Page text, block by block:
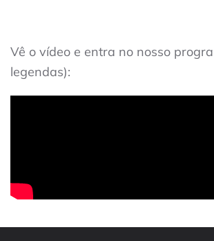
Vê o vídeo e entra no nosso
legendas):